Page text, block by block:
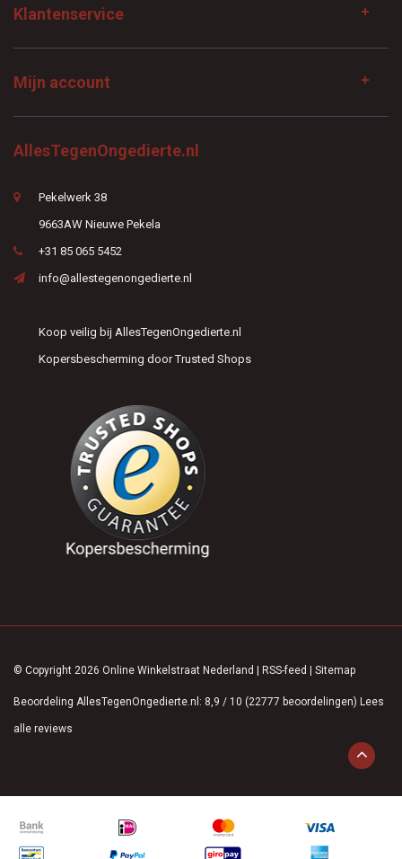
Klantenservice
Mijn account
AllesTegenOngedierte.nl
Pekelwerk 38
9663AW Nieuwe Pekela
+31 85 065 5452
info@allestegenongedierte.nl
Koop veilig bij AllesTegenOngedierte.nl
Kopersbescherming door Trusted Shops
© Copyright 2026 Online Winkelstraat Nederland | RSS-feed | Sitemap
Beoordeling AllesTegenOngedierte.nl : 8,9 / 10 (22777 beoordelingen) Lees
alle reviews